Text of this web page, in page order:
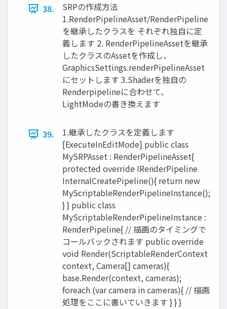
38.
SRPの作成方法
1.RenderPipelineAsset/RenderPipeline
を継承したクラスを それぞれ独自に定
義します 2. RenderPipelineAssetを継承
したクラスのAssetを作成し、
GraphicsSettings.renderPipelineAsset
にセットします 3.Shaderを独自の
Renderpipelineに合わせて、
LightModeの書き換えます
39.
1.継承したクラスを定義します
[ExecuteInEditMode] public class
MySRPAsset : RenderPipelineAsset{
protected override IRenderPipeline
InternalCreatePipeline(){ return new
MyScriptableRenderPipelineInstance();
} } public class
MyScriptableRenderPipelineInstance :
RenderPipeline{ // 描画のタイミングで
コールバックされます public override
void Render(ScriptableRenderContext
context, Camera[] cameras){
base.Render(context, cameras);
foreach (var camera in cameras){ // 描画
処理をここに書いていきます } } }